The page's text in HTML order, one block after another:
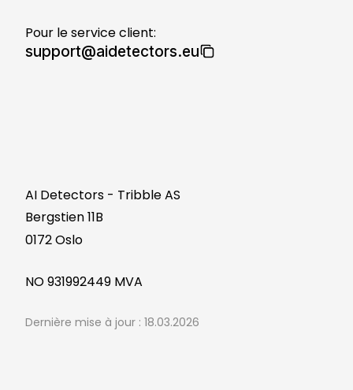
Pour le service client:
support@aidetectors.eu
AI Detectors - Tribble AS
Bergstien 11B
0172 Oslo
NO 931992449 MVA
Dernière mise à jour : 18.03.2026